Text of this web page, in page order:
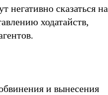
сказаться на
ходатайств,
и вынесения